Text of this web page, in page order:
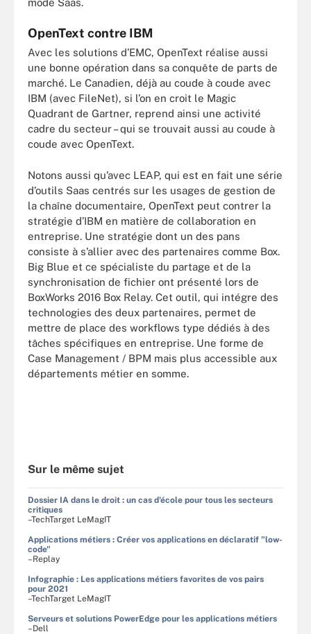
OpenText contre IBM
Avec les solutions d’EMC, OpenText réalise aussi
une bonne opération dans sa conquête de parts de
marché. Le Canadien, déjà au coude à coude avec
IBM (avec FileNet), si l’on en croit le Magic
Quadrant de Gartner, reprend ainsi une activité
cadre du secteur – qui se trouvait aussi au coude à
coude avec OpenText.
Notons aussi qu’avec LEAP, qui est en fait une série
d’outils Saas centrés sur les usages de gestion de
la chaîne documentaire, OpenText peut contrer la
stratégie d’IBM en matière de collaboration en
entreprise. Une stratégie dont un des pans
consiste à s’allier avec des partenaires comme Box.
Big Blue et ce spécialiste du partage et de la
synchronisation de fichier ont présenté lors de
BoxWorks 2016 Box Relay. Cet outil, qui intégre des
technologies des deux partenaires, permet de
mettre de place des workflows type dédiés à des
tâches spécifiques en entreprise. Une forme de
Case Management / BPM mais plus accessible aux
départements métier en somme.
Sur le même sujet
Dossier IA dans le droit : un cas d'école pour tous les secteurs
critiques
–TechTarget LeMagIT
Applications métiers : Créer vos applications en déclaratif "low-
code"
–Replay
Infographie : Les applications métiers favorites de vos pairs
pour 2021
–TechTarget LeMagIT
Serveurs et solutions PowerEdge pour les applications métiers
–Dell